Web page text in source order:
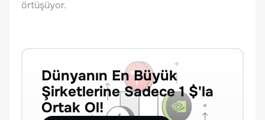
örtüşüyor.
Dünyanın En Büyük
Şirketlerine Sadece 1 $'la
Ortak Ol!